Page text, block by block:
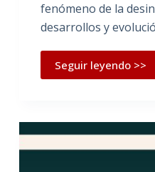
fenómeno de la
desarrollos y
Seguir leyendo >>